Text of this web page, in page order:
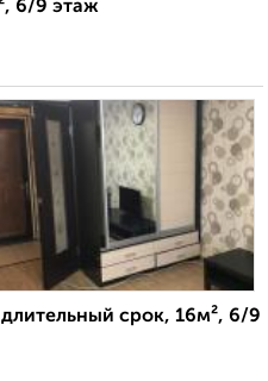
6/9 этаж
срок, 16м², 6/9